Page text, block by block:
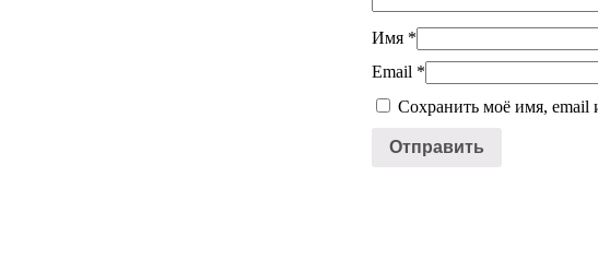
Имя *
Email *
Сохранить моё имя, email